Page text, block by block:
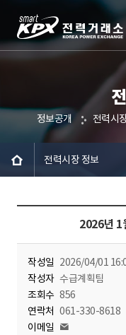
정보공개 전력시
전력시장 정보
2026년 1
작성일 2026/04/01
작성자 수급계획팀
조회수 856
연락처 061-330-8618
이메일